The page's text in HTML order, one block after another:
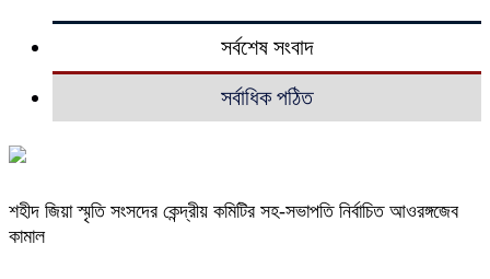
সর্বশেষ সংবাদ
সর্বাধিক পঠিত
শহীদ জিয়া স্মৃতি সংসদের কেন্দ্রীয় কমিটির সহ-সভাপতি নির্বাচিত আওরঙ্গজেব
কামাল